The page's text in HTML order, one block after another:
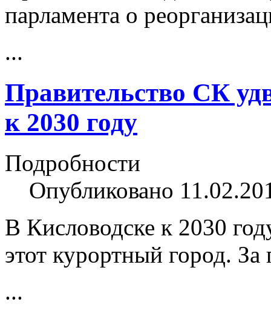
парламента о
...
Правительство СК
к 2030 году
Подробности
Опубликовано
В Кисловодске к 2030
этот курортный город.
...